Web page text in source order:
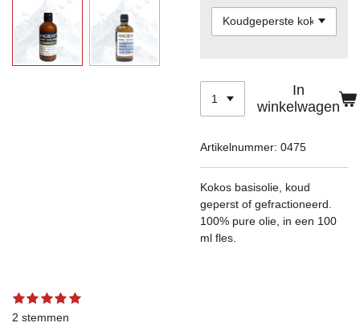
In
winkelwagen
Artikelnummer: 0475
Kokos basisolie, koud
geperst of gefractioneerd.
100% pure olie, in een 100
ml fles.
R
a
1
t
2
t
3
t
4
t
5
t
S
2 stemmen